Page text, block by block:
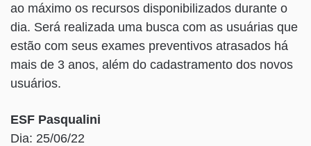
ao máximo os recursos disponibilizados durante o
dia. Será realizada uma busca com as usuárias que
estão com seus exames preventivos atrasados há
mais de 3 anos, além do cadastramento dos novos
usuários.
ESF Pasqualini
Dia: 25/06/22